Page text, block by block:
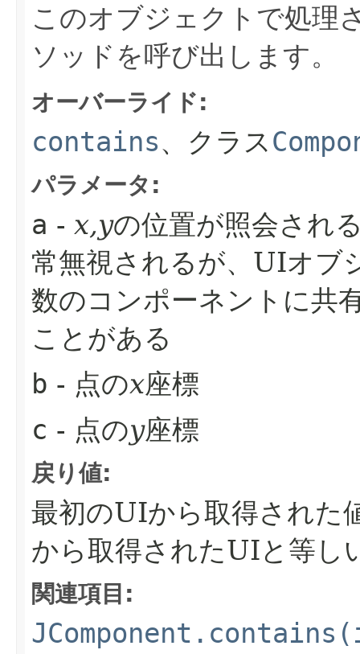
このオブジェクトで処理
ソッドを呼び出します。
オーバーライド:
contains、クラス
パラメータ:
a - x,yの位置が照会され
常無視されるが、UIオブ
数のコンポーネントに共
ことがある
b - 点のx座標
c - 点のy座標
戻り値:
最初のUIから取得された
から取得されたUIと等し
関連項目: